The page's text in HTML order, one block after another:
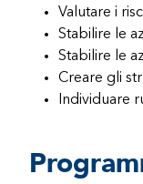
Valutare i
Stabilire le
Stabilire le
Creare gli
Individuare